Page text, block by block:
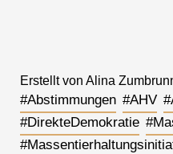
Erstellt von Alina
#Abstimmungen #AHV
#DirekteDemokratie